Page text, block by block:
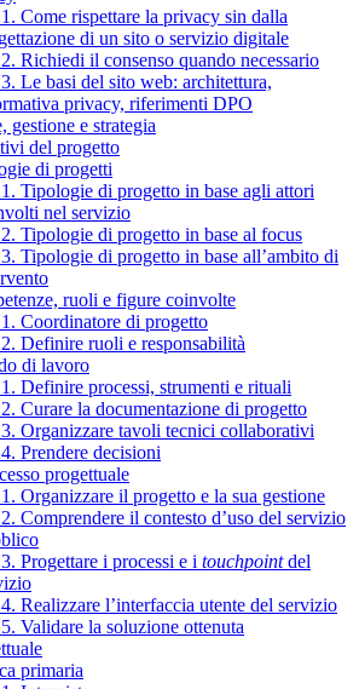
Come rispettare la privacy sin dalla
di un sito o servizio digitale
Richiedi il consenso quando necessario
Le basi del sito web: architettura,
privacy, riferimenti DPO
gestione e strategia
del progetto
di progetti
Tipologie di progetto in base agli attori
nel servizio
Tipologie di progetto in base al focus
Tipologie di progetto in base all’ambito di
ruoli e figure coinvolte
Coordinatore di progetto
Definire ruoli e responsabilità
di lavoro
Definire processi, strumenti e rituali
Curare la documentazione di progetto
Organizzare tavoli tecnici collaborativi
Prendere decisioni
progettuale
Organizzare il progetto e la sua gestione
Comprendere il contesto d’uso del servizio
Progettare i processi e i touchpointdel
Realizzare l’interfaccia utente del servizio
Validare la soluzione ottenuta
primaria